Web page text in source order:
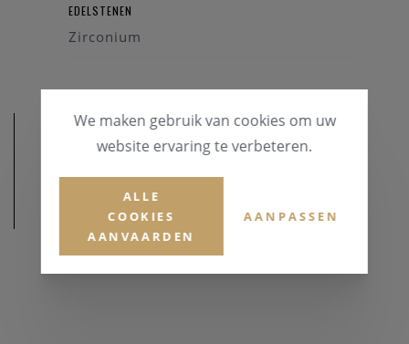
EDELSTENEN
Zirconium
AFMETINGEN
We maken gebruik van cookies om uw
website ervaring te verbeteren.
ALLE
COOKIES
AANVAARDEN
AANPASSEN